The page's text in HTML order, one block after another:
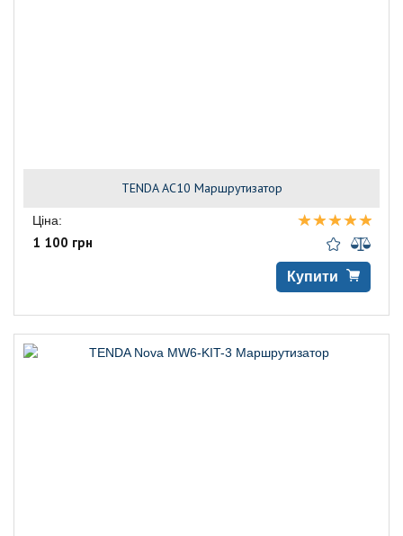
TENDA AC10 Маршрутизатор
Ціна:
1 100 грн
Купити